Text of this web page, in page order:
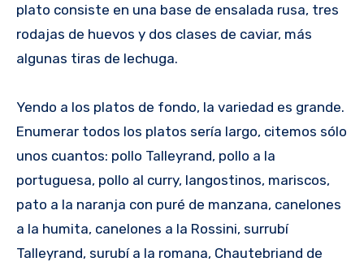
plato consiste en una base de ensalada rusa, tres
rodajas de huevos y dos clases de caviar, más
algunas tiras de lechuga.
Yendo a los platos de fondo, la variedad es grande.
Enumerar todos los platos sería largo, citemos sólo
unos cuantos: pollo Talleyrand, pollo a la
portuguesa, pollo al curry, langostinos, mariscos,
pato a la naranja con puré de manzana, canelones
a la humita, canelones a la Rossini, surrubí
Talleyrand, surubí a la romana, Chautebriand de